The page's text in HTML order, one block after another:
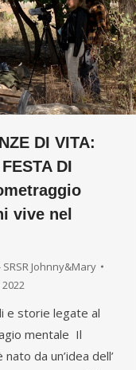
DI VITA:
DI
vive nel
Johnny&Mary
e storie legate al
mentale Il
da un’idea dell’